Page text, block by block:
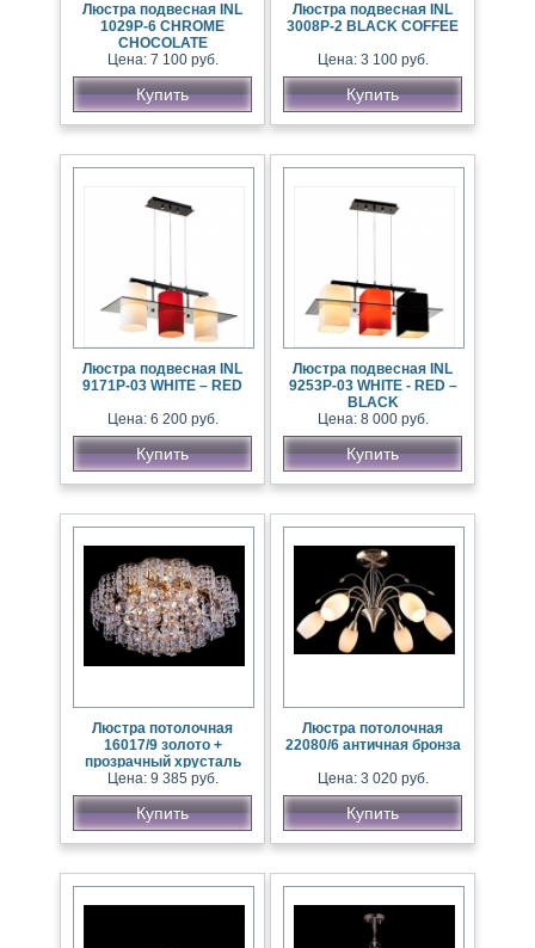
Люстра подвесная INL
1029P-6 CHROME
CHOCOLATE
Цена: 7 100 руб.
Купить
Люстра подвесная INL
3008P-2 BLACK COFFEE
Цена: 3 100 руб.
Купить
Люстра подвесная INL
9171P-03 WHITE – RED
Цена: 6 200 руб.
Купить
Люстра подвесная INL
9253P-03 WHITE - RED –
BLACK
Цена: 8 000 руб.
Купить
Люстра потолочная
16017/9 золото +
прозрачный хрусталь
Цена: 9 385 руб.
Купить
Люстра потолочная
22080/6 античная бронза
Цена: 3 020 руб.
Купить